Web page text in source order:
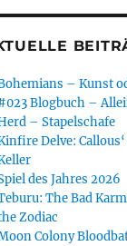
– Kunst
Blogbuch –
– Stapelschafe
Delve:
des Jahres 2026
The Bad
Zodiac
Colony